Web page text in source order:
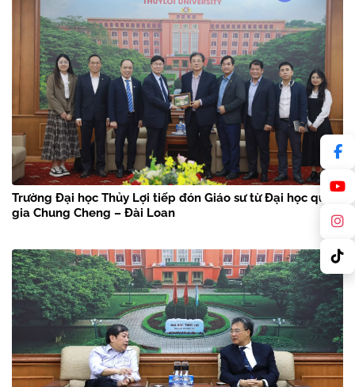
Trường Đại học Thủy Lợi tiếp đón Giáo sư từ Đại học quốc
gia Chung Cheng – Đài Loan